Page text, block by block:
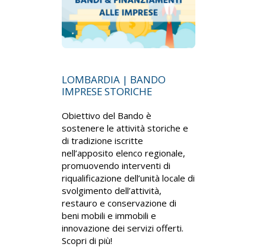
LOMBARDIA | BANDO
IMPRESE STORICHE
Obiettivo del Bando è
sostenere le attività storiche e
di tradizione iscritte
nell’apposito elenco regionale,
promuovendo interventi di
riqualificazione dell’unità locale di
svolgimento dell’attività,
restauro e conservazione di
beni mobili e immobili e
innovazione dei servizi offerti.
Scopri di più!